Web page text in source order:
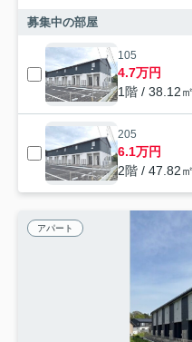
募集中の部屋
105
4.7万円
1階 / 38.12
205
6.1万円
2階 / 47.82
アパート